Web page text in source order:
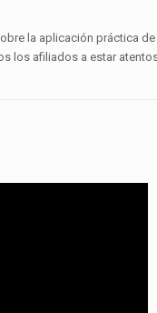
la aplicación práctica
los afiliados a estar